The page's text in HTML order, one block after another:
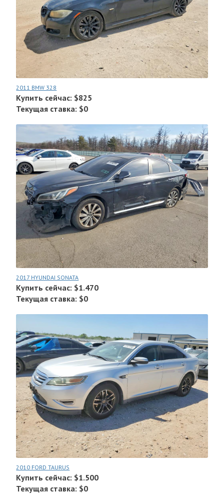
2011 BMW 328
Купить сейчас: $825
Текущая ставка: $0
2017 HYUNDAI SONATA
Купить сейчас: $1.470
Текущая ставка: $0
2010 FORD TAURUS
Купить сейчас: $1.500
Текущая ставка: $0